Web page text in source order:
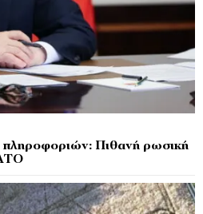
πληροφοριών: Πιθανή ρωσική